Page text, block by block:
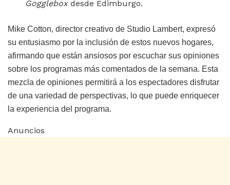
Goggleboxdesde Edimburgo.
Mike Cotton, director creativo de Studio Lambert, expresó
su entusiasmo por la inclusión de estos nuevos hogares,
afirmando que están ansiosos por escuchar sus opiniones
sobre los programas más comentados de la semana. Esta
mezcla de opiniones permitirá a los espectadores disfrutar
de una variedad de perspectivas, lo que puede enriquecer
la experiencia del programa.
Anuncios